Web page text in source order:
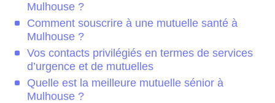
Mulhouse ?
Comment souscrire à une mutuelle santé à
Mulhouse ?
Vos contacts privilégiés en termes de services
d’urgence et de mutuelles
Quelle est la meilleure mutuelle sénior à
Mulhouse ?